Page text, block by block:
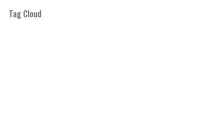
Tag Cloud